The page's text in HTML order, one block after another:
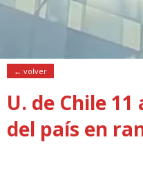
← volver
U. de Chile 11
del país en